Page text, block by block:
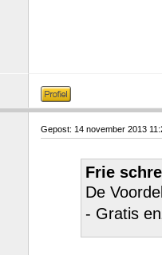
Gepost: 14 november 2013
Frie
De
- Gratis